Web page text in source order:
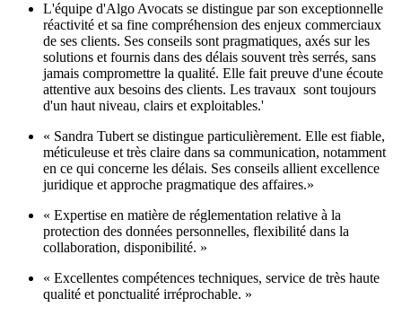
L'équipe d'Algo Avocats se distingue par son exceptionnelle
réactivité et sa fine compréhension des enjeux commerciaux
de ses clients. Ses conseils sont pragmatiques, axés sur les
solutions et fournis dans des délais souvent très serrés, sans
jamais compromettre la qualité. Elle fait preuve d'une écoute
attentive aux besoins des clients. Les travaux sont toujours
d'un haut niveau, clairs et exploitables.'
« Sandra Tubert se distingue particulièrement. Elle est fiable,
méticuleuse et très claire dans sa communication, notamment
en ce qui concerne les délais. Ses conseils allient excellence
juridique et approche pragmatique des affaires.»
« Expertise en matière de réglementation relative à la
protection des données personnelles, flexibilité dans la
collaboration, disponibilité. »
« Excellentes compétences techniques, service de très haute
qualité et ponctualité irréprochable. »